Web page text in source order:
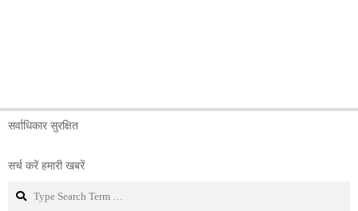
सर्वाधिकार सुरक्षित
सर्च करें हमारी खबरें